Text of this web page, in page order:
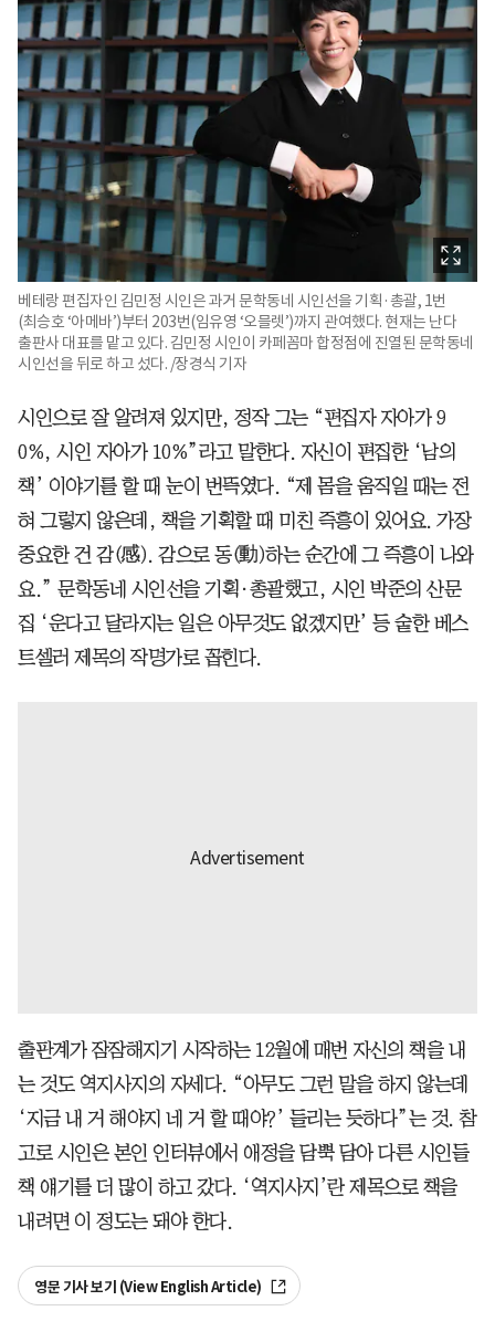
베테랑 편집자인 김민정 시인은 과거 문학동네 시인선을 기획·총괄, 1번
(최승호 ‘아메바’)부터 203번(임유영 ‘오믈렛’)까지 관여했다. 현재는 난다
출판사 대표를 맡고 있다. 김민정 시인이 카페꼼마 합정점에 진열된 문학동네
시인선을 뒤로 하고 섰다. /장경식 기자
시인으로 잘 알려져 있지만, 정작 그는 “편집자 자아가 9
0%, 시인 자아가 10%”라고 말한다. 자신이 편집한 ‘남의
책’ 이야기를 할 때 눈이 번뜩였다. “제 몸을 움직일 때는 전
혀 그렇지 않은데, 책을 기획할 때 미친 즉흥이 있어요. 가장
중요한 건 감(感). 감으로 동(動)하는 순간에 그 즉흥이 나와
요.” 문학동네 시인선을 기획·총괄했고, 시인 박준의 산문
집 ‘운다고 달라지는 일은 아무것도 없겠지만’ 등 숱한 베스
트셀러 제목의 작명가로 꼽힌다.
출판계가 잠잠해지기 시작하는 12월에 매번 자신의 책을 내
는 것도 역지사지의 자세다. “아무도 그런 말을 하지 않는데
‘지금 내 거 해야지 네 거 할 때야?’ 들리는 듯하다”는 것. 참
고로 시인은 본인 인터뷰에서 애정을 담뿍 담아 다른 시인들
책 얘기를 더 많이 하고 갔다. ‘역지사지’란 제목으로 책을
내려면 이 정도는 돼야 한다.
영문 기사 보기 (View English Article)